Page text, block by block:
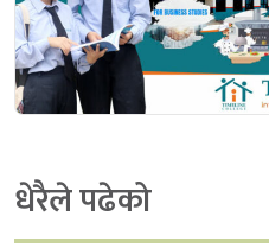
धेरैले पढेको